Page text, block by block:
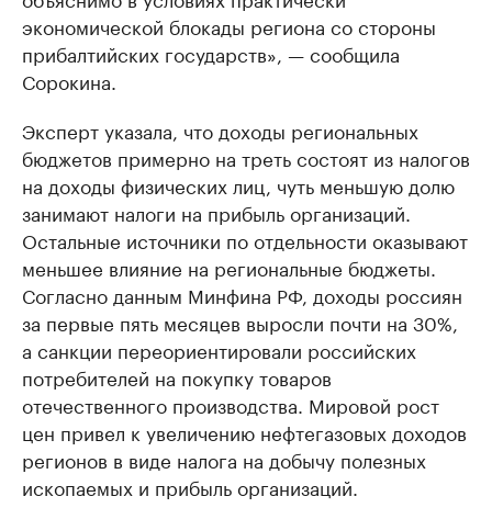
экономической блокады региона со стороны
прибалтийских государств», — сообщила
Сорокина.
Эксперт указала, что доходы региональных
бюджетов примерно на треть состоят из налогов
на доходы физических лиц, чуть меньшую долю
занимают налоги на прибыль организаций.
Остальные источники по отдельности оказывают
меньшее влияние на региональные бюджеты.
Согласно данным Минфина РФ, доходы россиян
за первые пять месяцев выросли почти на 30%,
а санкции переориентировали российских
потребителей на покупку товаров
отечественного производства. Мировой рост
цен привел к увеличению нефтегазовых доходов
регионов в виде налога на добычу полезных
ископаемых и прибыль организаций.